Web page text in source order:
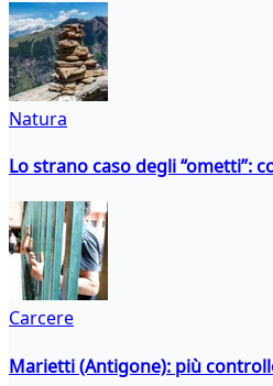
Natura
Lo strano caso degli “ometti”:
Carcere
Marietti (Antigone): più